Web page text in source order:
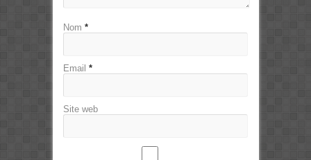
Nom *
Email *
Site web